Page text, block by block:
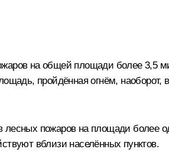
на общей площади более 3,5
пройдённая огнём, наоборот,
лесных пожаров на площади более
вблизи населённых пунктов.